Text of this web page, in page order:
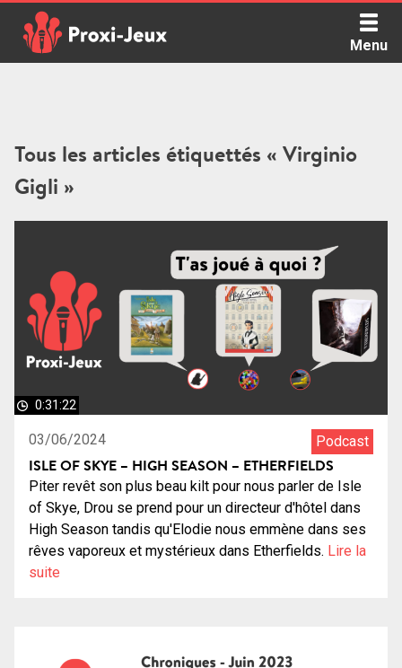
content
Menu
Tous les articles étiquettés « Virginio
Gigli »
0:31:22
03/06/2024 Podcast
ISLE OF SKYE – HIGH SEASON – ETHERFIELDS
Piter revêt son plus beau kilt pour nous parler de Isle
of Skye, Drou se prend pour un directeur d'hôtel dans
High Season tandis qu'Elodie nous emmène dans ses
rêves vaporeux et mystérieux dans Etherfields. Lire la
suite